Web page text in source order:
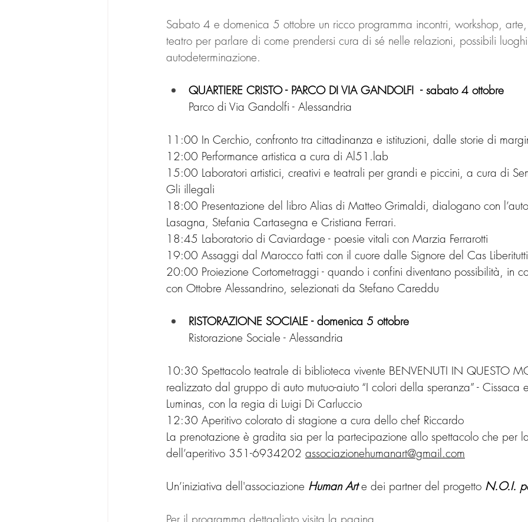
Sabato 4 e domenica 5 ottobre un ricco programma incontri, workshop,
teatro per parlare di come prendersi cura di sé nelle relazioni, possibili
autodeterminazione.
QUARTIERE CRISTO - PARCO DI VIA GANDOLFI  - sabato 4 ottobre
Parco di Via Gandolfi - Alessandria
11:00 In Cerchio, confronto tra cittadinanza e istituzioni, dalle storie di
12:00 Performance artistica a cura di Al51.lab
15:00 Laboratori artistici, creativi e teatrali per grandi e piccini, a cura di
Gli illegali
18:00 Presentazione del libro Alias di Matteo Grimaldi, dialogano con
Lasagna, Stefania Cartasegna e Cristiana Ferrari.
18:45 Laboratorio di Caviardage - poesie vitali con Marzia Ferrarotti
19:00 Assaggi dal Marocco fatti con il cuore dalle Signore del Cas Liberitutti
20:00 Proiezione Cortometraggi - quando i confini diventano possibilità, in
con Ottobre Alessandrino, selezionati da Stefano Careddu
RISTORAZIONE SOCIALE - domenica 5 ottobre
Ristorazione Sociale - Alessandria
10:30 Spettacolo teatrale di biblioteca vivente BENVENUTI IN QUESTO
realizzato dal gruppo di auto mutuo-aiuto “I colori della speranza” - Cissaca
Luminas, con la regia di Luigi Di Carluccio
12:30 Aperitivo colorato di stagione a cura dello chef Riccardo
La prenotazione è gradita sia per la partecipazione allo spettacolo che per
dell’aperitivo 351-6934202 associazionehumanart@gmail.com
Un’iniziativa dell'associazione Human Art e dei partner del progetto N.O.I.